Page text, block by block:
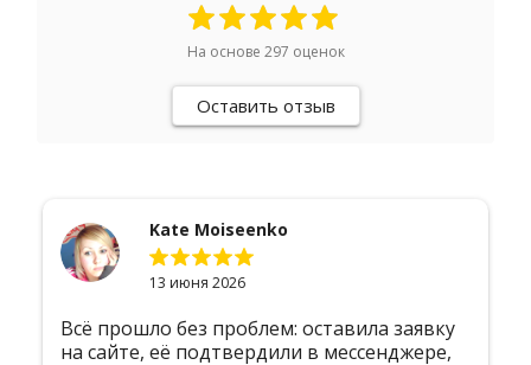
На основе 297 оценок
Оставить отзыв
Егор Быстров
2 июня 2026
Хочу выразить огромную
компании за безупречную